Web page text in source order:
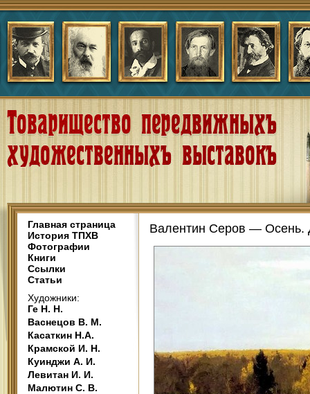
Главная страница
История ТПХВ
Фотографии
Книги
Ссылки
Статьи
Художники:
Ге Н. Н.
Васнецов В. М.
Касаткин Н.А.
Крамской И. Н.
Куинджи А. И.
Левитан И. И.
Малютин С. В.
Валентин Серов — Осень.